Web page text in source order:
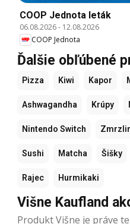
COOP Jednota leták
06.08.2026- 12.08.2026
COOP Jednota
Ďalšie obľúbené
Pizza Kiwi Kapor
Ashwagandha Krúpy
Nintendo Switch
Sushi Matcha Šišky
Rajec Hurmikaki
Višne Kaufland
Produkt Višne je práve